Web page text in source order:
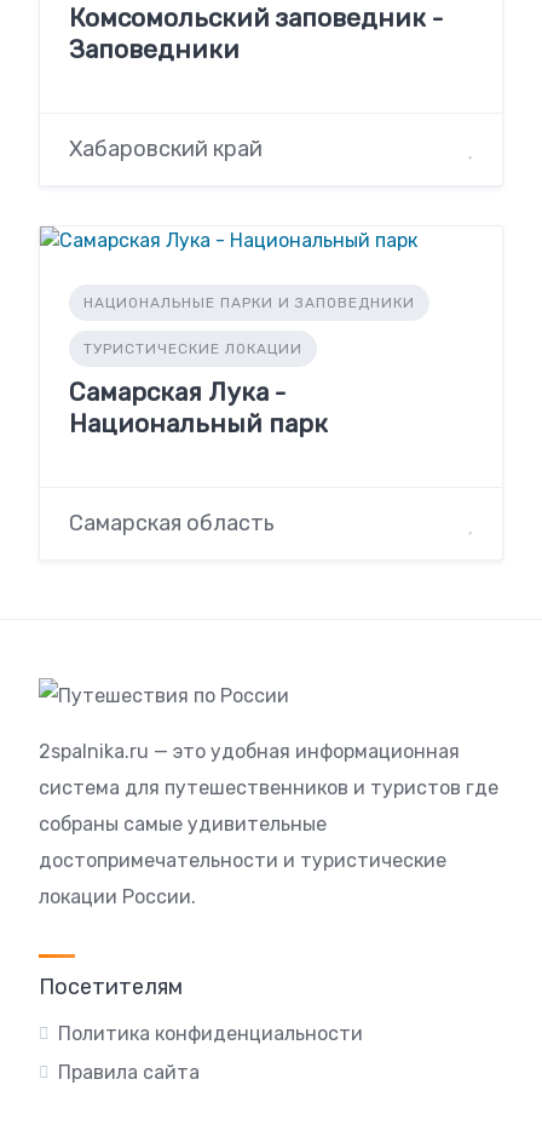
Комсомольский заповедник -
Заповедники
Хабаровский край
НАЦИОНАЛЬНЫЕ ПАРКИ И ЗАПОВЕДНИКИ
ТУРИСТИЧЕСКИЕ ЛОКАЦИИ
Самарская Лука -
Национальный парк
Самарская область
2spalnika.ru — это удобная информационная
система для путешественников и туристов где
собраны самые удивительные
достопримечательности и туристические
локации России.
Посетителям
Политика конфиденциальности
Правила сайта